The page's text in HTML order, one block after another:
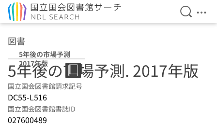
検索を
メ
図書
5年後の市場予測
2017年版
5年後の市場予測. 2017年版
国立国会図書館請求記号
DC55-L516
国立国会図書館書誌ID
027600489